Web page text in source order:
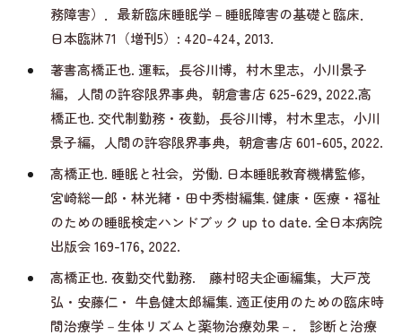
務障害）．最新臨床睡眠学－睡眠障害の基礎と臨床．
日本臨牀71（増刊5）: 420-424, 2013.
著書高橋正也. 運転，長谷川博，村木里志，小川景子
編，人間の許容限界事典，朝倉書店 625-629, 2022.高
橋正也. 交代制勤務・夜勤，長谷川博，村木里志，小川
景子編，人間の許容限界事典，朝倉書店 601-605, 2022.
高橋正也. 睡眠と社会，労働. 日本睡眠教育機構監修，
宮崎総一郎・林光緖・田中秀樹編集. 健康・医療・福祉
のための睡眠検定ハンドブック up to date. 全日本病院
出版会 169-176, 2022.
高橋正也. 夜勤交代勤務. 藤村昭夫企画編集，大戸茂
弘・安藤仁・ 牛島健太郎編集. 適正使用のための臨床時
間治療学－生体リズムと薬物治療効果－. 診断と治療